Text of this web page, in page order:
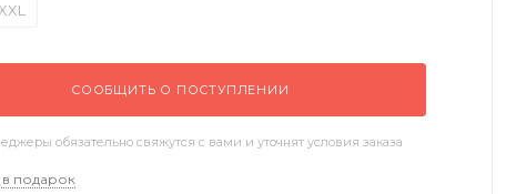
XXL
СООБЩИТЬ О ПОСТУПЛЕНИИ
обязательно свяжутся с вами и уточнят условия заказа
подарок